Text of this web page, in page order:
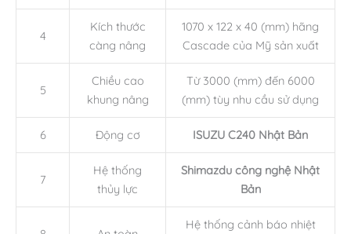
4
Kích thước
càng nâng
1070 x 122 x 40 (mm) hãng
Cascade của Mỹ sản xuất
5
Chiều cao
khung nâng
Từ 3000 (mm) đến 6000
(mm) tùy nhu cầu sử dụng
6 Động cơ ISUZU C240 Nhật Bản
7
Hệ thống
thủy lực
Shimazdu công nghệ Nhật
Bản
Hệ thống cảnh báo nhiệt